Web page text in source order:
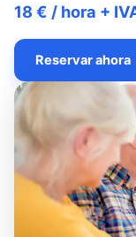
18 € / hora +
Reservar ahora